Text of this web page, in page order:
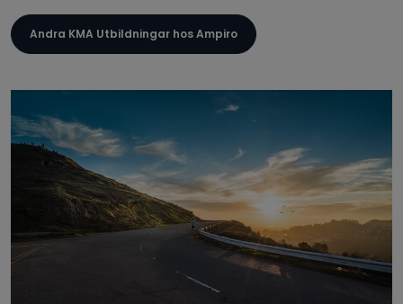
Andra KMA Utbildningar hos Ampiro